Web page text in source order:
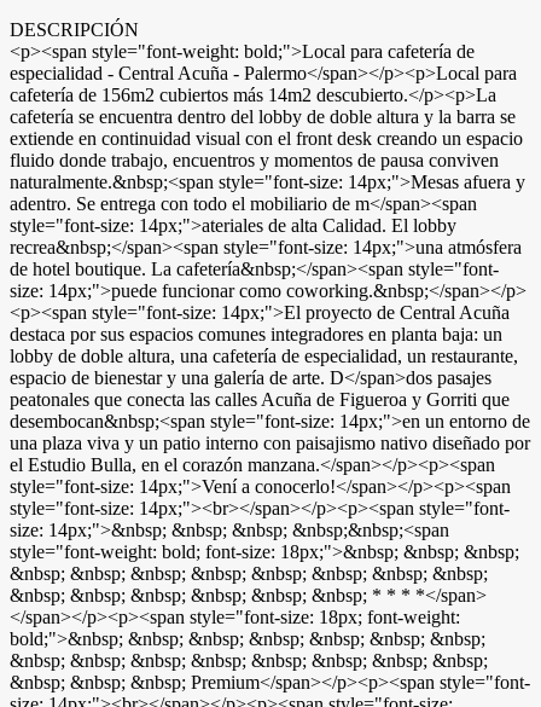
DESCRIPCIÓN
<p><span style="font-weight: bold;">Local para cafetería de
especialidad - Central Acuña - Palermo</span></p><p>Local para
cafetería de 156m2 cubiertos más 14m2 descubierto.</p><p>La
cafetería se encuentra dentro del lobby de doble altura y la barra se
extiende en continuidad visual con el front desk creando un espacio
fluido donde trabajo, encuentros y momentos de pausa conviven
naturalmente.&nbsp;<span style="font-size: 14px;">Mesas afuera y
adentro. Se entrega con todo el mobiliario de m</span><span
style="font-size: 14px;">ateriales de alta Calidad. El lobby
recrea&nbsp;</span><span style="font-size: 14px;">una atmósfera
de hotel boutique. La cafetería&nbsp;</span><span style="font-
size: 14px;">puede funcionar como coworking.&nbsp;</span></p>
<p><span style="font-size: 14px;">El proyecto de Central Acuña
destaca por sus espacios comunes integradores en planta baja: un
lobby de doble altura, una cafetería de especialidad, un restaurante,
espacio de bienestar y una galería de arte. D</span>dos pasajes
peatonales que conecta las calles Acuña de Figueroa y Gorriti que
desembocan&nbsp;<span style="font-size: 14px;">en un entorno de
una plaza viva y un patio interno con paisajismo nativo diseñado por
el Estudio Bulla, en el corazón manzana.</span></p><p><span
style="font-size: 14px;">Vení a conocerlo!</span></p><p><span
style="font-size: 14px;"><br></span></p><p><span style="font-
size: 14px;">&nbsp; &nbsp; &nbsp; &nbsp;&nbsp;<span
style="font-weight: bold; font-size: 18px;">&nbsp; &nbsp; &nbsp;
&nbsp; &nbsp; &nbsp; &nbsp; &nbsp; &nbsp; &nbsp; &nbsp;
&nbsp; &nbsp; &nbsp; &nbsp; &nbsp; &nbsp; * * * *</span>
</span></p><p><span style="font-size: 18px; font-weight:
bold;">&nbsp; &nbsp; &nbsp; &nbsp; &nbsp; &nbsp; &nbsp;
&nbsp; &nbsp; &nbsp; &nbsp; &nbsp; &nbsp; &nbsp; &nbsp;
&nbsp; &nbsp; &nbsp; Premium</span></p><p><span style="font-